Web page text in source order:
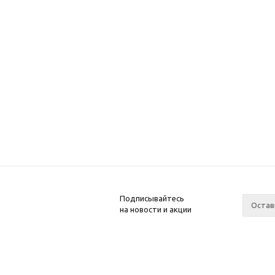
Подписывайтесь
на новости и акции